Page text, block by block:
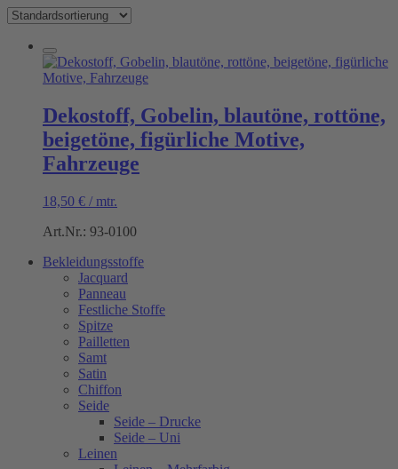
Dekostoff, Gobelin, blautöne, rottöne,
beigetöne, figürliche Motive,
Fahrzeuge
18,50 € / mtr.
Art.Nr.: 93-0100
Bekleidungsstoffe
Jacquard
Panneau
Festliche Stoffe
Spitze
Pailletten
Samt
Satin
Chiffon
Seide
Seide – Drucke
Seide – Uni
Leinen